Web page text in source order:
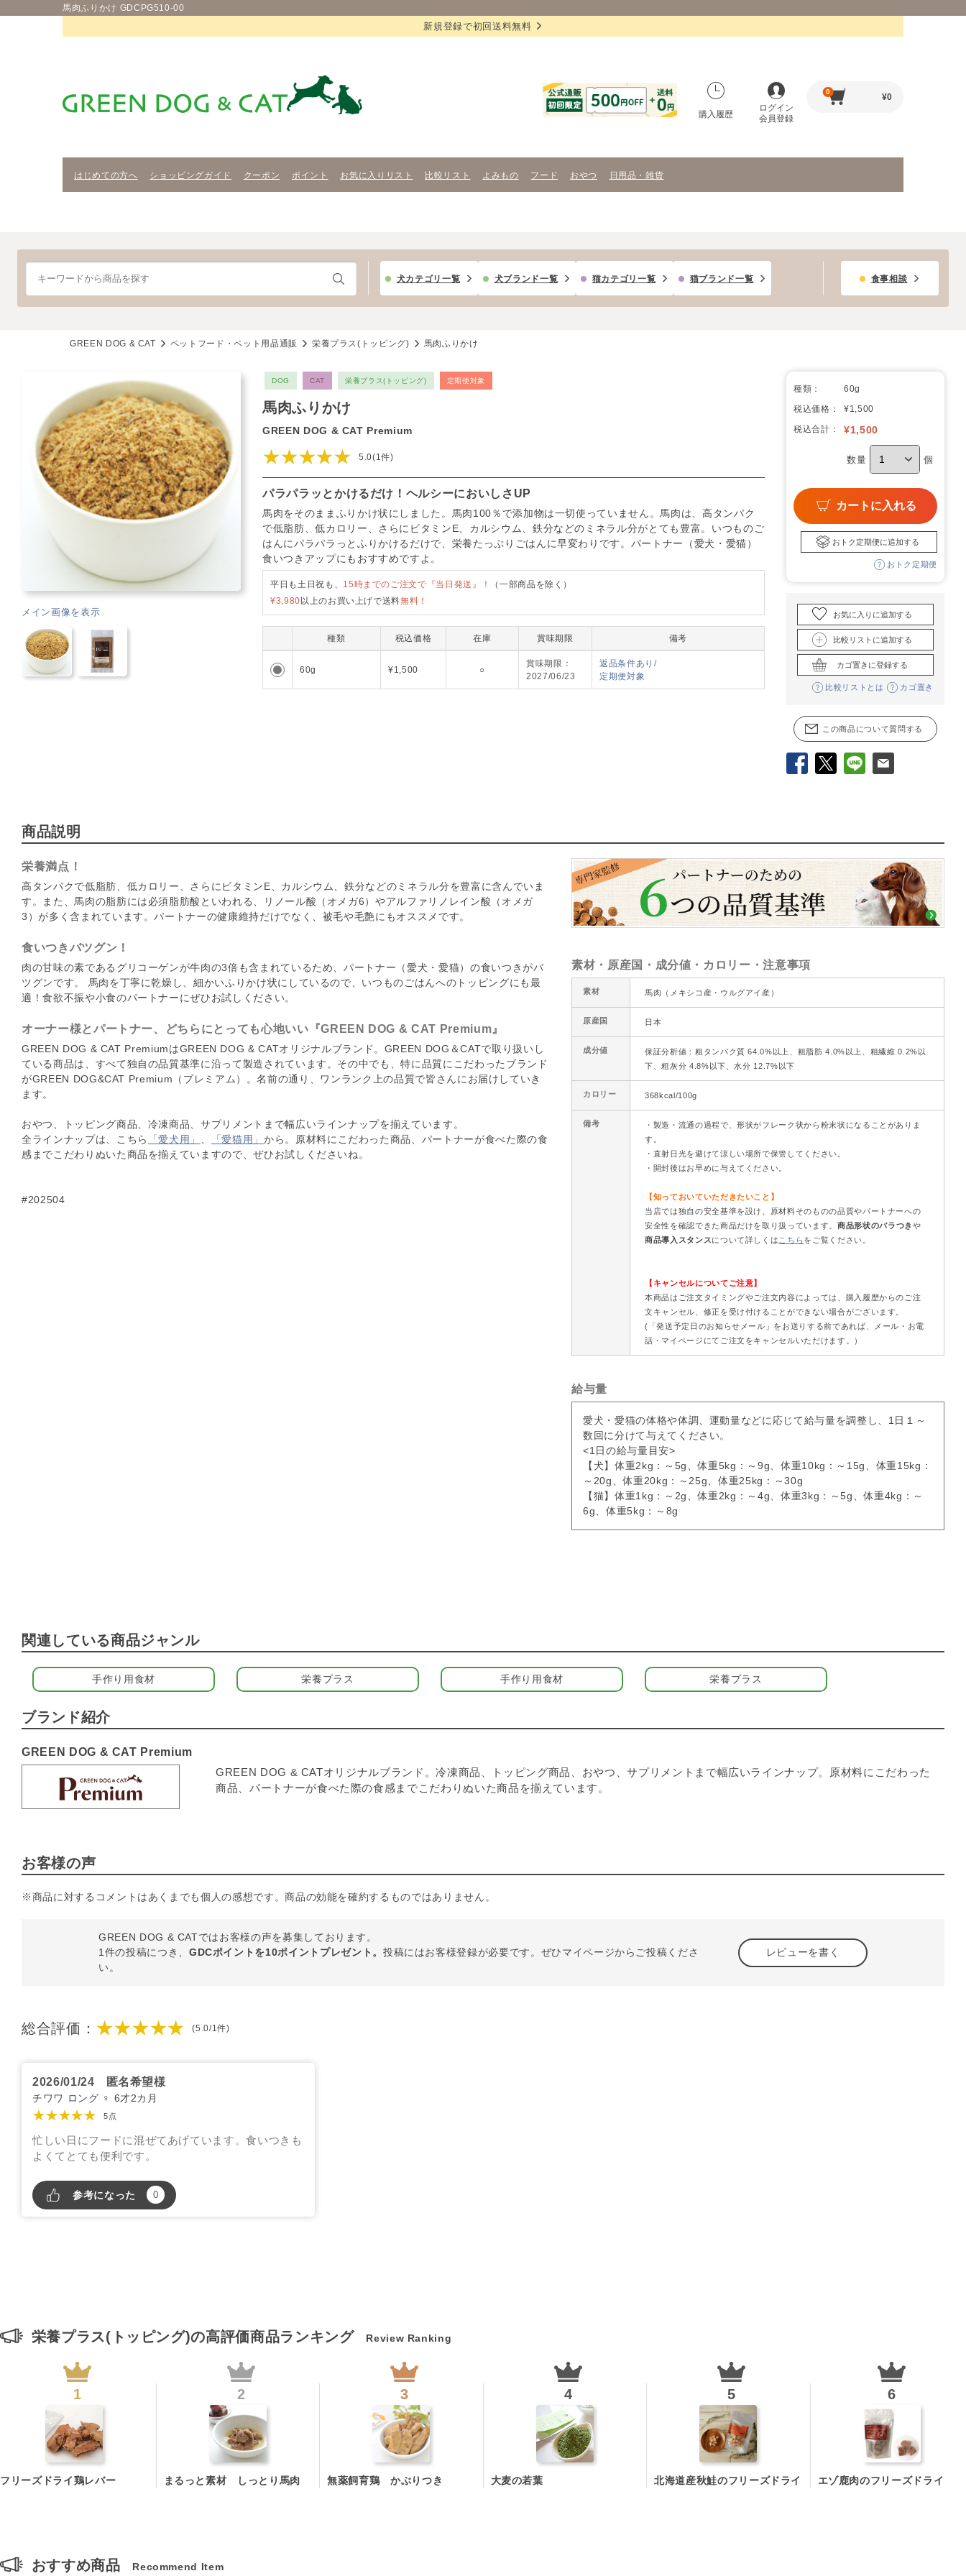
馬肉ふりかけ GDCPG510-00
新規登録で初回送料無料
購入履歴
ログイン
会員登録
0
¥0
はじめての方へ ショッピングガイド クーポン ポイント お気に入りリスト 比較リスト よみもの フード おやつ 日用品・雑貨
犬カテゴリ一覧 犬ブランド一覧 猫カテゴリ一覧 猫ブランド一覧 食事相談
GREEN DOG & CAT ペットフード・ペット用品通販 栄養プラス(トッピング) 馬肉ふりかけ
メイン画像を表示
DOG CAT 栄養プラス(トッピング) 定期便対象
馬肉ふりかけ
GREEN DOG & CAT Premium
★★★★★ 5.0(1件)
パラパラッとかけるだけ！ヘルシーにおいしさUP
馬肉をそのままふりかけ状にしました。馬肉100％で添加物は一切使っていません。馬肉は、高タンパク
で低脂肪、低カロリー、さらにビタミンE、カルシウム、鉄分などのミネラル分がとても豊富。いつものご
はんにパラパラっとふりかけるだけで、栄養たっぷりごはんに早変わりです。パートナー（愛犬・愛猫）
食いつきアップにもおすすめですよ。
平日も土日祝も、 15時までのご注文で『当日発送』！
（一部商品を除く）
¥3,980 以上のお買い上げで送料無料！
種類 税込価格 在庫 賞味期限
備考
60g
¥1,500 ○
賞味期限：
2027/06/23
返品条件あり/
定期便対象
種類：
60g
税込価格：
¥1,500
税込合計：
¥1,500
数量 個
カートに入れる
おトク定期便に追加する
おトク定期便
お気に入りに追加する
比較リストに追加する
カゴ置きに登録する
比較リストとは カゴ置き
この商品について質問する
Facebook LINE
商品説明
栄養満点！
高タンパクで低脂肪、低カロリー、さらにビタミンE、カルシウム、鉄分などのミネラル分を豊富に含んでいま
す。また、馬肉の脂肪には必須脂肪酸といわれる、リノール酸（オメガ6）やアルファリノレイン酸（オメガ
3）が多く含まれています。パートナーの健康維持だけでなく、被毛や毛艶にもオススメです。
食いつきバツグン！
肉の甘味の素であるグリコーゲンが牛肉の3倍も含まれているため、パートナー（愛犬・愛猫）の食いつきがバ
ツグンです。 馬肉を丁寧に乾燥し、細かいふりかけ状にしているので、いつものごはんへのトッピングにも最
適！食欲不振や小食のパートナーにぜひお試しください。
オーナー様とパートナー、どちらにとっても心地いい『GREEN DOG & CAT Premium』
GREEN DOG & CAT PremiumはGREEN DOG & CATオリジナルブランド。GREEN DOG＆CATで取り扱いし
ている商品は、すべて独自の品質基準に沿って製造されています。その中でも、特に品質にこだわったブランド
がGREEN DOG&CAT Premium（プレミアム）。名前の通り、ワンランク上の品質で皆さんにお届けしていき
ます。
おやつ、トッピング商品、冷凍商品、サプリメントまで幅広いラインナップを揃えています。
全ラインナップは、こちら
「愛犬用」 「愛猫用」 から。原材料にこだわった商品、パートナーが食べた際の食
感までこだわりぬいた商品を揃えていますので、ぜひお試しくださいね。
#202504
素材・原産国・成分値・カロリー・注意事項
素材 馬肉（メキシコ産・ウルグアイ産）
原産国 日本
成分値
保証分析値：粗タンパク質 64.0%以上、粗脂肪 4.0%以上、粗繊維 0.2%以
下、粗灰分 4.8%以下、水分 12.7%以下
カロリー 368kcal/100g
備考
・製造・流通の過程で、形状がフレーク状から粉末状になることがありま
す。
・直射日光を避けて涼しい場所で保管してください。
・開封後はお早めに与えてください。
【知っておいていただきたいこと】
当店では独自の安全基準を設け、原材料そのものの品質やパートナーへの
安全性を確認できた商品だけを取り扱っています。 商品形状のバラつき や
商品導入スタンスについて詳しくは こちらをご覧ください。
【キャンセルについてご注意】
本商品はご注文タイミングやご注文内容によっては、購入履歴からのご注
文キャンセル、修正を受け付けることができない場合がございます。
(「発送予定日のお知らせメール」をお送りする前であれば、メール・お電
話・マイページにてご注文をキャンセルいただけます。）
給与量
愛犬・愛猫の体格や体調、運動量などに応じて給与量を調整し、1日１～
数回に分けて与えてください。
<1日の給与量目安>
【犬】体重2kg：～5g、体重5kg：～9g、体重10kg：～15g、体重15kg：
～20g、体重20kg：～25g、体重25kg：～30g
【猫】体重1kg：～2g、体重2kg：～4g、体重3kg：～5g、体重4kg：～
6g、体重5kg：～8g
関連している商品ジャンル
手作り用食材 栄養プラス 手作り用食材 栄養プラス
ブランド紹介
GREEN DOG & CAT Premium
GREEN DOG & CATオリジナルブランド。冷凍商品、トッピング商品、おやつ、サプリメントまで幅広いラインナップ。原材料にこだわった
商品、パートナーが食べた際の食感までこだわりぬいた商品を揃えています。
お客様の声
※商品に対するコメントはあくまでも個人の感想です。商品の効能を確約するものではありません。
GREEN DOG & CATではお客様の声を募集しております。
1件の投稿につき、 GDCポイントを10ポイントプレゼント。 投稿にはお客様登録が必要です。ぜひマイページからご投稿くださ
い。
レビューを書く
総合評価： ★★★★★ (5.0/1件)
2026/01/24 匿名希望様
チワワ ロング ♀ 6才2カ月
★★★★★ 5点
忙しい日にフードに混ぜてあげています。食いつきも
よくてとても便利です。
参考になった 0
栄養プラス(トッピング)の高評価商品ランキング Review Ranking
フリーズドライ鶏レバー まるっと素材 しっとり馬肉 無薬飼育鶏 かぶりつき 大麦の若葉 北海道産秋鮭のフリーズドライ エゾ鹿肉のフリーズドライ
おすすめ商品 Recommend Item